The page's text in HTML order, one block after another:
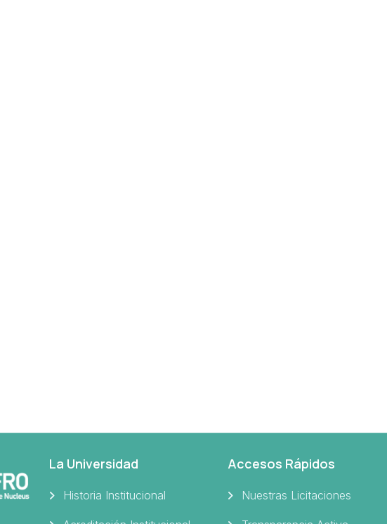
La Universidad
Historia Institucional
Accesos Rápidos
Nuestras Licitaciones